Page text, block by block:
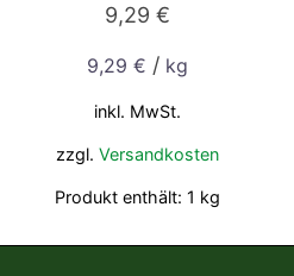
9,29 €
9,29 € / kg
inkl. MwSt.
zzgl. Versandkosten
Produkt enthält: 1 kg